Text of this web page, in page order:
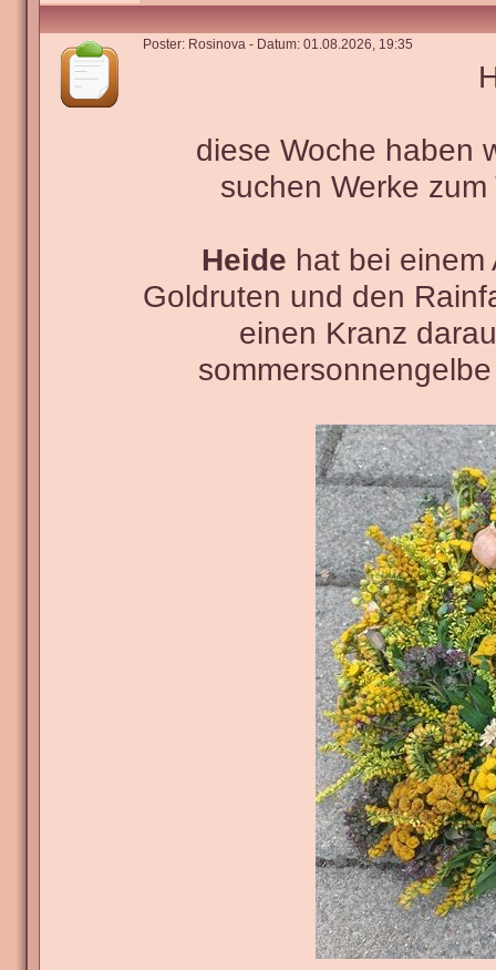
Poster: Rosinova - Datum: 01.08.2026, 19:35
diese Woche haben
suchen Werke
Heide hat bei
Goldruten und den
einen Kranz